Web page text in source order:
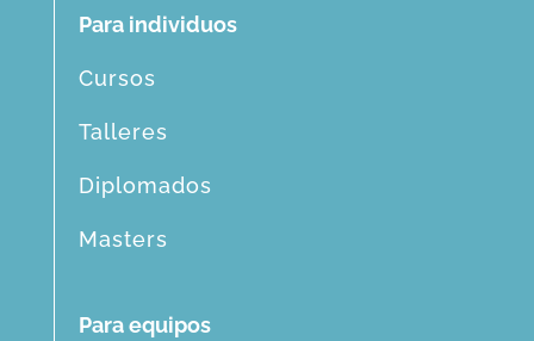
Para individuos
Cursos
Talleres
Diplomados
Masters
Para equipos